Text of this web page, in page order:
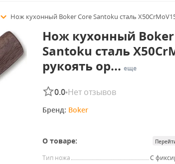
Нож кухонный Boker Core Santoku сталь
Нож кухонный Boker
Santoku сталь
рукоять ор... еще
0.0•Нет отзывов
Бренд: Boker
О товаре:
Тип ножа
С